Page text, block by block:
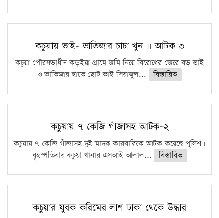
কচুয়ায় ভাই- ভাতিজার চাচা খুন ॥ আটক ৩
কচুয়া পৌরসভাধীন কড়ইয়া গ্রামে জমি নিয়ে বিরোধের জেরে বড় ভাই
ও ভাতিজার হাতে ছোট ভাই সিরাজুল...
বিস্তারিত
কচুয়ায় ৭ কেজি গাঁজাসহ আটক-২
কচুয়ায় ৭ কেজি গাঁজাসহ দুই মাদক কারবারিকে আটক করেছে পুলিশ।
বৃহস্পতিবার কচুয়া থানার এসআই আলাল...
বিস্তারিত
কচুয়ার যুবক করিমের লাশ ঢাকা থেকে উদ্ধার